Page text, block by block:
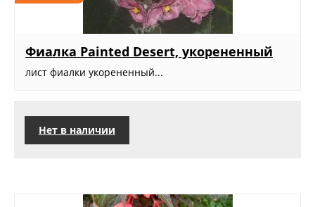
Фиалка Painted Desert, укорененный
лист фиалки укорененный...
Нет в наличии